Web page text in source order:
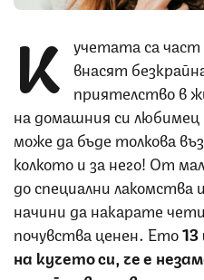
К учетата са
внасят
приятелство в
на домашния си любимец
може да бъде толкова
колкото и за него! От
до специални лакомства
начини да накарате
почувства ценен. Ето
на кучето си, че е